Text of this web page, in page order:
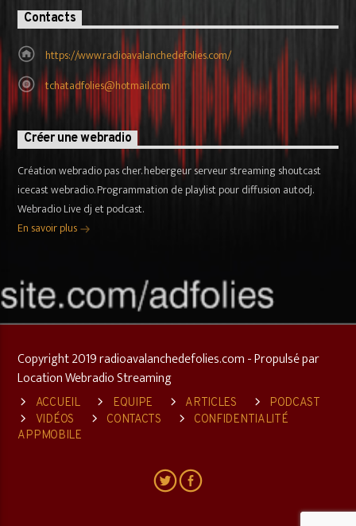
Contacts
https://www.radioavalanchedefolies.com/
tchatadfolies@hotmail.com
Créer une webradio
Création webradio pas cher. hebergeur serveur streaming shoutcast
icecast webradio. Programmation de playlist pour diffusion autodj.
Webradio Live dj et podcast.
En savoir plus
Copyright 2019 radioavalanchedefolies.com - Propulsé par
Location Webradio Streaming
ACCUEIL EQUIPE ARTICLES
PODCAST
VIDÉOS
CONTACTS
CONFIDENTIALITÉ
APPMOBILE